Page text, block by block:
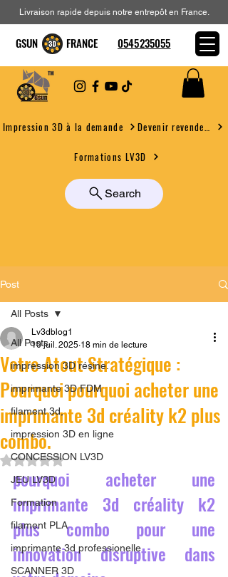
Impression 3D à la demande
Formations LV3D
Search
Livraison rapide depuis notre entrepôt en France.
GSUN FRANCE 0545235055
Post
All Posts
impression 3D résine.
imprimante 3D FDM
filament 3d,
impression 3D en ligne
CONCESSION LV3D
JEU LV3D
Formation
filament PLA
imprimante 3d professionelle
SCANNER 3D
All Posts
Votre Atout Stratégique :
Pourquoi pourquoi acheter une
imprimante 3d créality k2 plus
combo.
Lv3dblog1
10 juil. 2025 18 min de lecture
Noté NaN étoiles sur 5.
pourquoi acheter une
imprimante 3d créality k2
plus combo pour une
innovation disruptive dans